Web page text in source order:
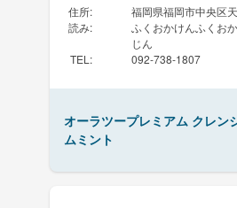
住所:
福岡県福岡市中央区
読み:
ふくおかけんふくお
じん
TEL : 092-738-1807
オーラツープレミアム クレン
ムミント